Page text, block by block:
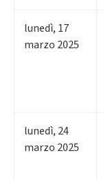
lunedì, 17
marzo 2025
lunedì, 24
marzo 2025